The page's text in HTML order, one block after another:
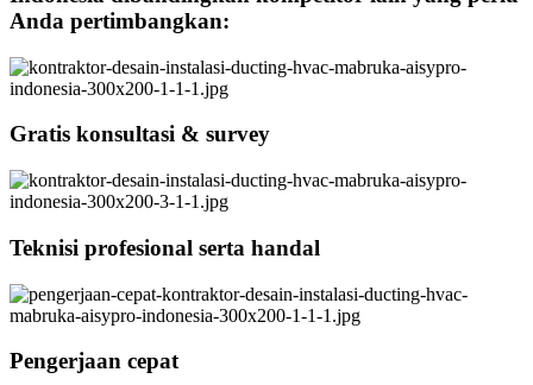
Anda pertimbangkan:
Gratis konsultasi & survey
Teknisi profesional serta handal
Pengerjaan cepat